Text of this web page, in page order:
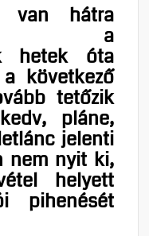
van hátra
a
hetek óta
következő
tetőzik
pláne,
jelenti
nem nyit ki,
helyett
pihenését